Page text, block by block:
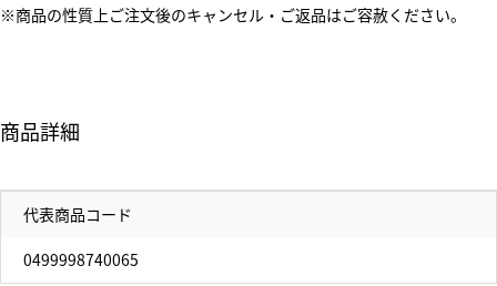
※商品の性質上ご注文後のキャンセル・ご返品はご容赦ください。
商品詳細
代表商品コード
0499998740065